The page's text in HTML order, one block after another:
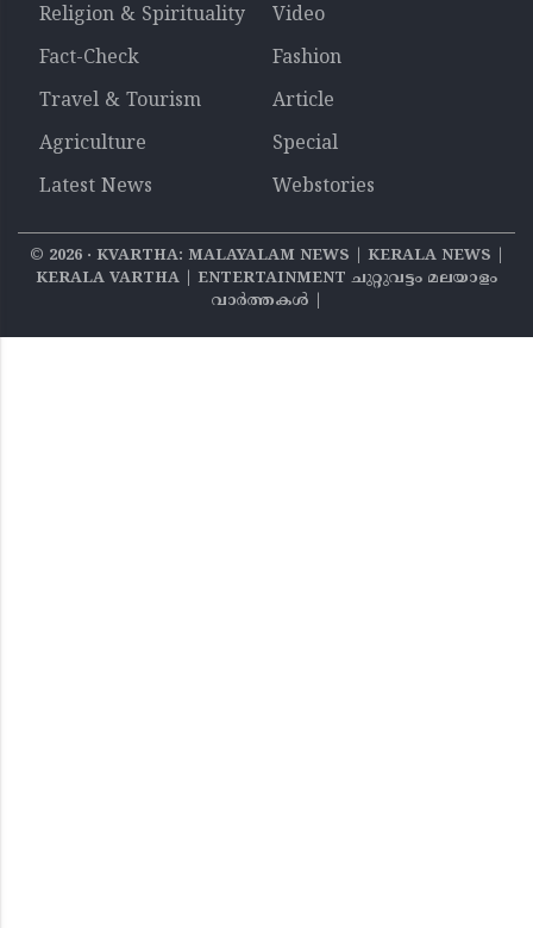
Religion & Spirituality
Video
Fact-Check
Fashion
Travel & Tourism
Article
Agriculture
Special
Latest News
Webstories
© 2026‧ KVARTHA: MALAYALAM NEWS | KERALA NEWS |
KERALA VARTHA | ENTERTAINMENT ചുറ്റുവട്ടം മലയാളം
വാര്‍ത്തകൾ |